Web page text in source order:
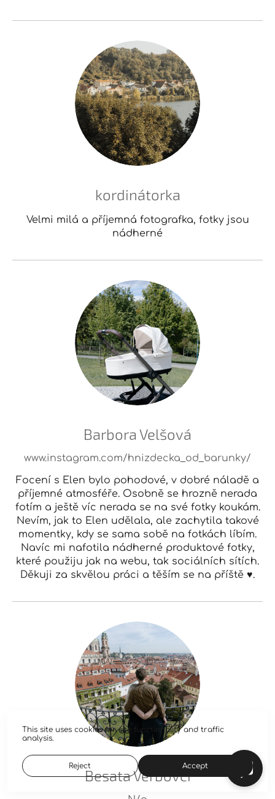
kordinátorka
Velmi milá a příjemná fotografka, fotky jsou
nádherné
Barbora Velšová
www.instagram.com/hnizdecka_od_barunky/
Focení s Elen bylo pohodové, v dobré náladě a
příjemné atmosféře. Osobně se hrozně nerada
fotím a ještě víc nerada se na své fotky koukám.
Nevím, jak to Elen udělala, ale zachytila takové
momentky, kdy se sama sobě na fotkách líbím.
Navíc mi nafotila nádherné produktové fotky,
které použiju jak na webu, tak sociálních sítích.
Děkuji za skvělou práci a těším se na příště ♥.
Besata Verbovci
This site uses cookies for site functionality and traffic
analysis.
Reject Accept